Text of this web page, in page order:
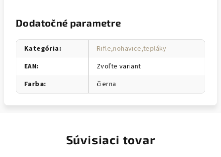
Dodatočné parametre
Kategória:
Rifle,nohavice,tepláky
EAN:
Zvoľte variant
Farba: čierna
Súvisiaci tovar